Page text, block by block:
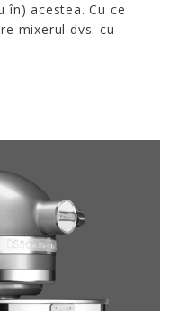
în) acestea. Cu ce
mixerul dvs. cu